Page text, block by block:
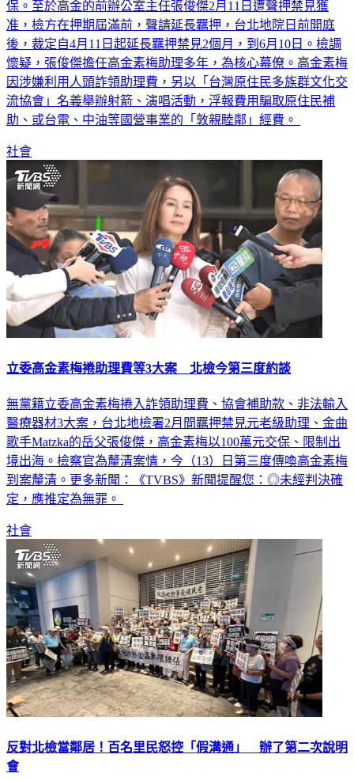
保。至於高金的前辦公室主任張俊傑2月11日遭聲押禁見獲
准，檢方在押期屆滿前，聲請延長羈押，台北地院日前開庭
後，裁定自4月11日起延長羈押禁見2個月，到6月10日。檢調
懷疑，張俊傑擔任高金素梅助理多年，為核心幕僚。高金素梅
因涉嫌利用人頭詐領助理費，另以「台灣原住民多族群文化交
流協會」名義舉辦射箭、演唱活動，浮報費用騙取原住民補
助、或台電、中油等國營事業的「敦親睦鄰」經費。
社會
立委高金素梅捲助理費等3大案 北檢今第三度約談
無黨籍立委高金素梅捲入詐領助理費、協會補助款、非法輸入
醫療器材3大案，台北地檢署2月間羈押禁見元老級助理、金曲
歌手Matzka的岳父張俊傑，高金素梅以100萬元交保、限制出
境出海。檢察官為釐清案情，今（13）日第三度傳喚高金素梅
到案釐清。更多新聞：《TVBS》新聞提醒您：◎未經判決確
定，應推定為無罪。
社會
反對北檢當鄰居！百名里民怒控「假溝通」 辦了第二次說明
會